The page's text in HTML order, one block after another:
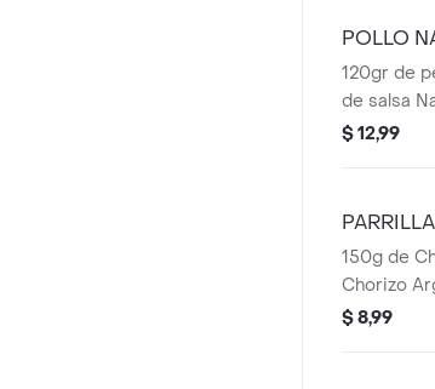
POLLO
120gr de
de salsa
$ 12,99
150g de
Chorizo
$ 8,99